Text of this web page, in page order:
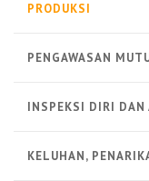
PRODUKSI
PENGAWASAN
INSPEKSI DIRI DAN
KELUHAN,